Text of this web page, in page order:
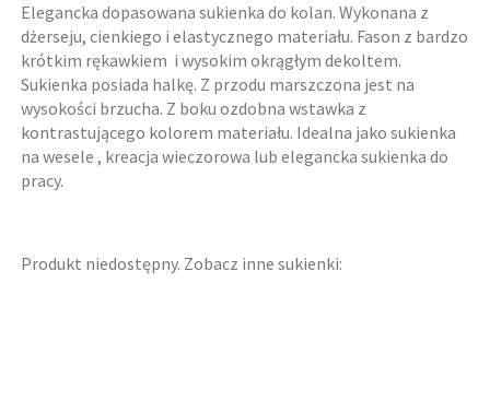
Elegancka dopasowana sukienka do kolan. Wykonana z
dżerseju, cienkiego i elastycznego materiału. Fason z bardzo
krótkim rękawkiem i wysokim okrągłym dekoltem.
Sukienka posiada halkę. Z przodu marszczona jest na
wysokości brzucha. Z boku ozdobna wstawka z
kontrastującego kolorem materiału. Idealna jako sukienka
na wesele , kreacja wieczorowa lub elegancka sukienka do
pracy.
Produkt niedostępny. Zobacz inne sukienki: